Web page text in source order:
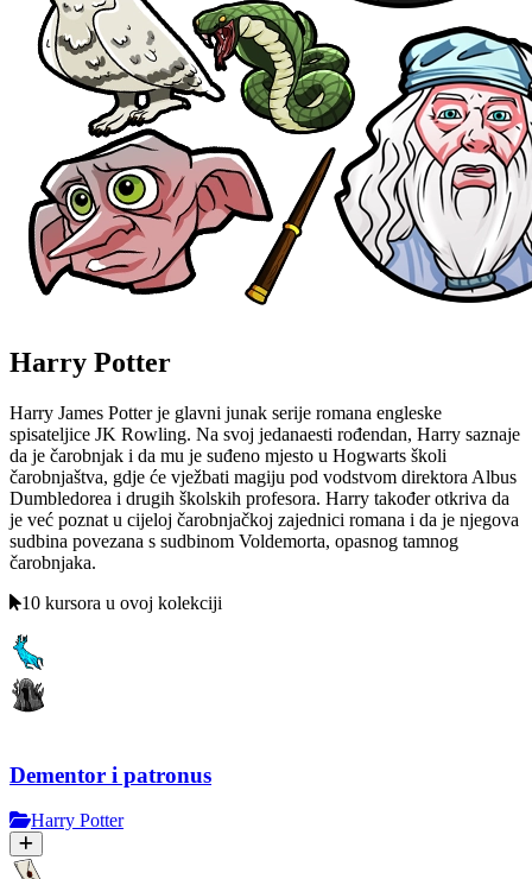
Harry Potter
Harry James Potter je glavni junak serije romana engleske
spisateljice JK Rowling. Na svoj jedanaesti rođendan, Harry saznaje
da je čarobnjak i da mu je suđeno mjesto u Hogwarts školi
čarobnjaštva, gdje će vježbati magiju pod vodstvom direktora Albus
Dumbledorea i drugih školskih profesora. Harry također otkriva da
je već poznat u cijeloj čarobnjačkoj zajednici romana i da je njegova
sudbina povezana s sudbinom Voldemorta, opasnog tamnog
čarobnjaka.
10 kursora u ovoj kolekciji
Dementor i patronus
Harry Potter